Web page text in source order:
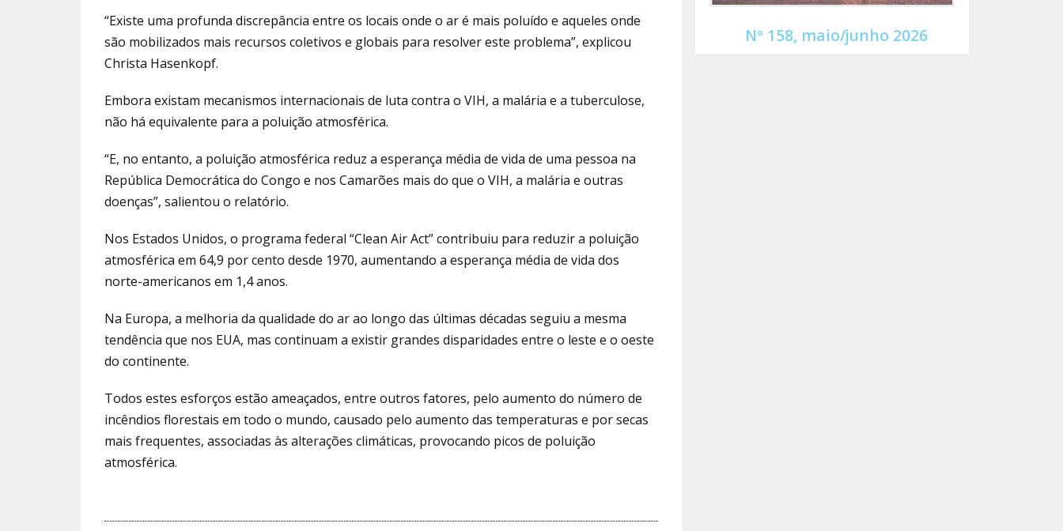
“Existe uma profunda discrepância entre os locais onde o ar é mais poluído e aqueles onde
são mobilizados mais recursos coletivos e globais para resolver este problema”, explicou
Christa Hasenkopf.
Embora existam mecanismos internacionais de luta contra o VIH, a malária e a tuberculose,
não há equivalente para a poluição atmosférica.
“E, no entanto, a poluição atmosférica reduz a esperança média de vida de uma pessoa na
República Democrática do Congo e nos Camarões mais do que o VIH, a malária e outras
doenças”, salientou o relatório.
Nos Estados Unidos, o programa federal “Clean Air Act” contribuiu para reduzir a poluição
atmosférica em 64,9 por cento desde 1970, aumentando a esperança média de vida dos
norte-americanos em 1,4 anos.
Na Europa, a melhoria da qualidade do ar ao longo das últimas décadas seguiu a mesma
tendência que nos EUA, mas continuam a existir grandes disparidades entre o leste e o oeste
do continente.
Todos estes esforços estão ameaçados, entre outros fatores, pelo aumento do número de
incêndios florestais em todo o mundo, causado pelo aumento das temperaturas e por secas
mais frequentes, associadas às alterações climáticas, provocando picos de poluição
atmosférica.
Nº 158, maio/junho 2026